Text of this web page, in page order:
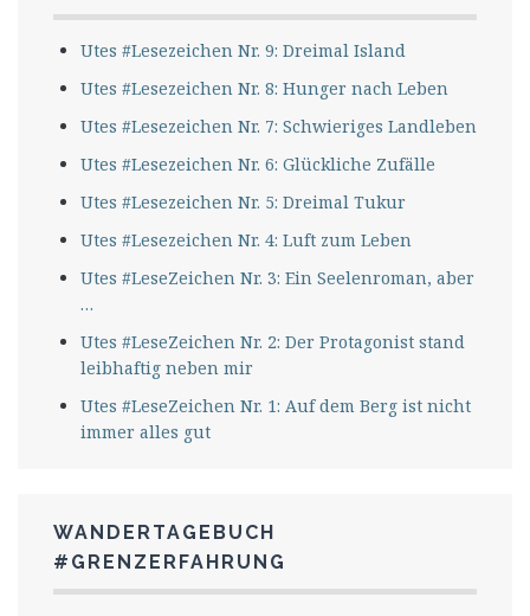
Utes #Lesezeichen Nr. 9: Dreimal Island
Utes #Lesezeichen Nr. 8: Hunger nach Leben
Utes #Lesezeichen Nr. 7: Schwieriges Landleben
Utes #Lesezeichen Nr. 6: Glückliche Zufälle
Utes #Lesezeichen Nr. 5: Dreimal Tukur
Utes #Lesezeichen Nr. 4: Luft zum Leben
Utes #LeseZeichen Nr. 3: Ein Seelenroman, aber
…
Utes #LeseZeichen Nr. 2: Der Protagonist stand
leibhaftig neben mir
Utes #LeseZeichen Nr. 1: Auf dem Berg ist nicht
immer alles gut
WANDERTAGEBUCH
#GRENZERFAHRUNG